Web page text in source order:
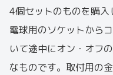
4個セットのものを購入
電球用のソケットから
いて途中にオン・オフ
なものです。取付用の